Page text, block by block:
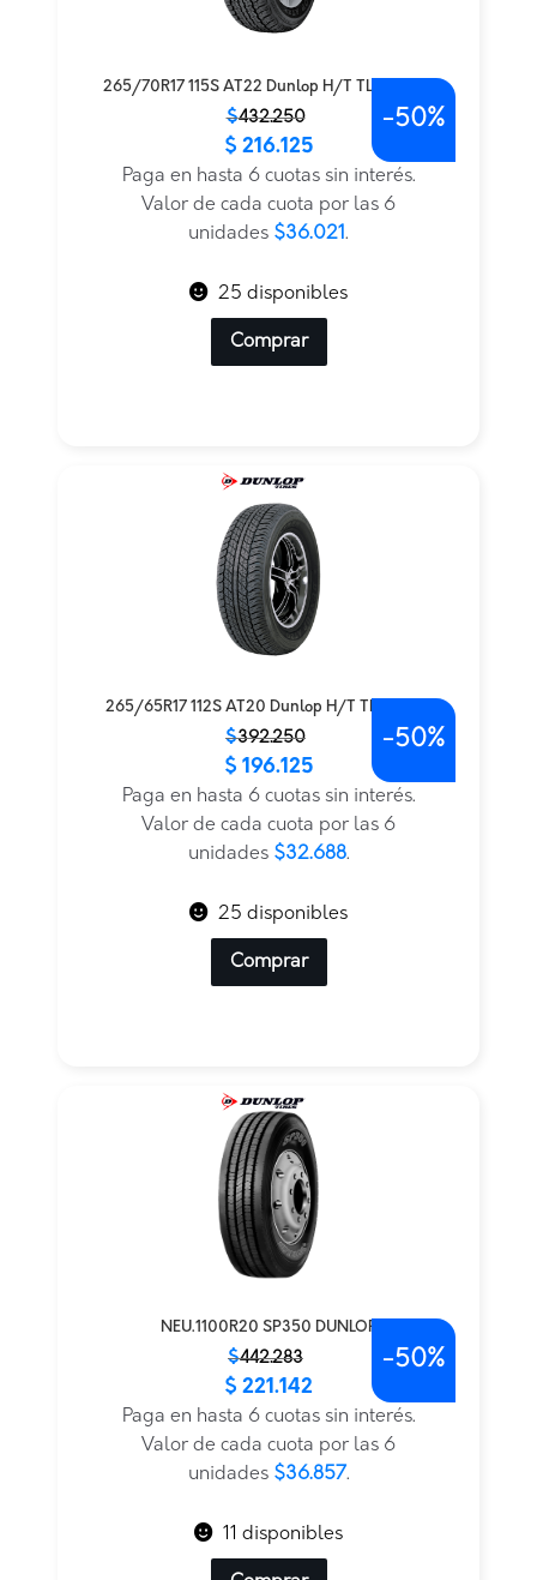
265/70R17 115S AT22 Dunlop H/T TL BLK JAP
$432.250
original
$432.250.
actual
$ 216.125
Paga en hasta 6 cuotas sin interés.
Valor de cada cuota por las 6
unidades $36.021.
-50%
25 disponibles
Comprar
265/65R17 112S AT20 Dunlop H/T TL — THA
$392.250
original
$392.250.
actual
$ 196.125
Paga en hasta 6 cuotas sin interés.
Valor de cada cuota por las 6
unidades $32.688.
-50%
25 disponibles
Comprar
NEU.1100R20 SP350 DUNLOP
$442.283
original
actual
$ 221.142
Paga en hasta 6 cuotas sin interés.
Valor de cada cuota por las 6
unidades $36.857.
-50%
11 disponibles